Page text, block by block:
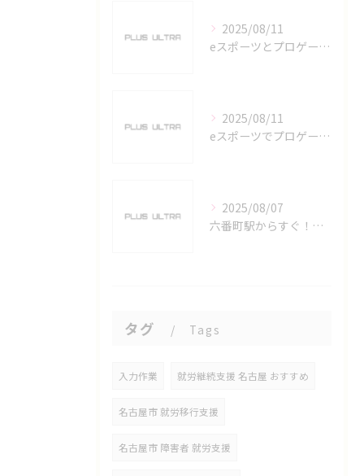
2025/08/11
eスポーツとプロゲーマーを六番町駅で目指すための実践ガイド
2025/08/11
eスポーツでプロゲーマーを目指す愛知県名古屋市の最新キャリアガイド
2025/08/07
六番町駅からすぐ！名古屋のeスポーツ施設で快適なプレイ環境を確保
タグ Tags
入力作業 就労継続支援 名古屋 おすすめ
名古屋市 就労移行支援
名古屋市 障害者 就労支援